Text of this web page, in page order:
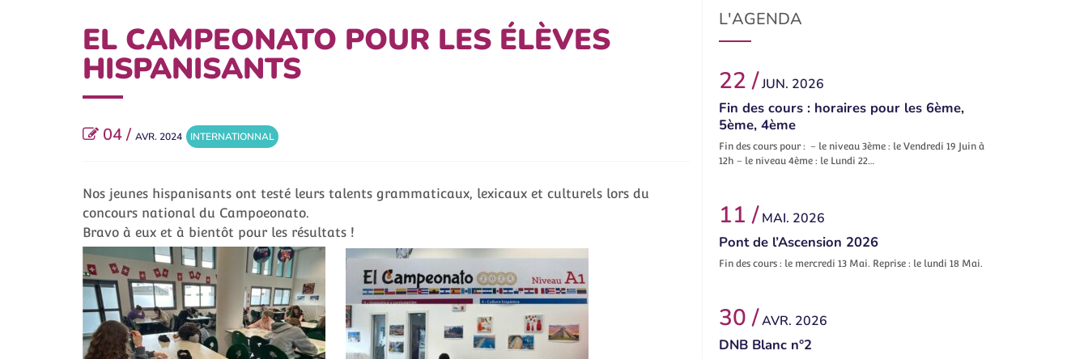
EL CAMPEONATO POUR LES ÉLÈVES
HISPANISANTS
04 / AVR. 2024 INTERNATIONNAL
Nos jeunes hispanisants ont testé leurs talents grammaticaux, lexicaux et culturels lors du
concours national du Campoeonato.
Bravo à eux et à bientôt pour les résultats !
L'AGENDA
22 /JUN. 2026
Fin des cours : horaires pour les 6ème,
5ème, 4ème
Fin des cours pour : – le niveau 3ème : le Vendredi 19 Juin à
12h – le niveau 4ème : le Lundi 22…
11 / MAI. 2026
Pont de l’Ascension 2026
Fin des cours : le mercredi 13 Mai. Reprise : le lundi 18 Mai.
30 /AVR. 2026
DNB Blanc n°2